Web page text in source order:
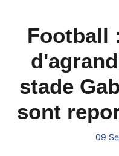
Football
stade
sont
09